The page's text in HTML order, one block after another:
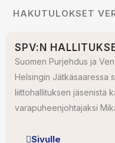
HAKUTULOKSET
SPV:N
Suomen Purjehdus ja
Helsingin Jätkäsaaressa
liittohallituksen jäsenistä
varapuheenjohtajaksi
Sivulle